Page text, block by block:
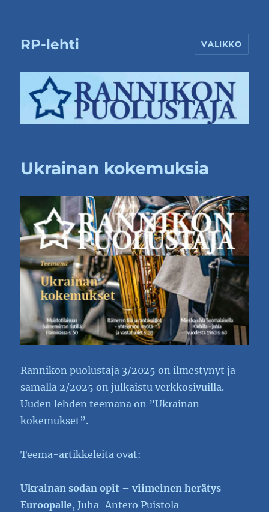
RP-lehti VALIKKO
Ukrainan kokemuksia
Rannikon puolustaja 3/2025 on ilmestynyt ja
samalla 2/2025 on julkaistu verkkosivuilla.
Uuden lehden teemana on ”Ukrainan
kokemukset”.
Teema-artikkeleita ovat:
Ukrainan sodan opit – viimeinen herätys
Euroopalle, Juha-Antero Puistola